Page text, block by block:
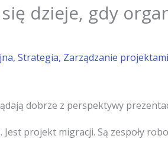
się dzieje, gdy
, Strategia, Zarządzanie projektami
dobrze z perspektywy
projekt migracji. Są zespoły